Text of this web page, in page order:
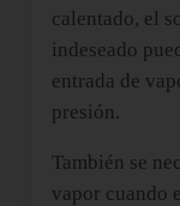
calentado, el
indeseado
entrada de
presión.
También se
vapor cuando